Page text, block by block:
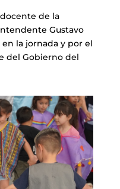
de la
Gustavo
la jornada y por el
del Gobierno del